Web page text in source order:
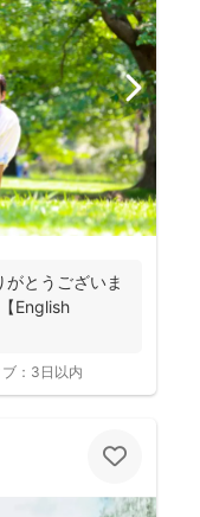
とうございま
： 3日以内